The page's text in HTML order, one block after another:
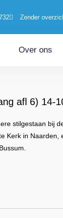
Zender
Over ons
afl 6) 14-
stilgestaan bij
Kerk in